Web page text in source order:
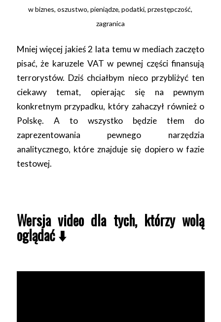
wbiznes,oszustwo,pieniądze,podatki,przestępczość,
zagranica
Mniej więcej jakieś 2 lata temu w mediach zaczęto
pisać, że karuzele VAT w pewnej części finansują
terrorystów. Dziś chciałbym nieco przybliżyć ten
ciekawy temat, opierając się na pewnym
konkretnym przypadku, który zahaczył również o
Polskę. A to wszystko będzie tłem do
zaprezentowania pewnego narzędzia
analitycznego, które znajduje się dopiero w fazie
testowej.
Wersja video dla tych, którzy wolą
oglądać⬇️